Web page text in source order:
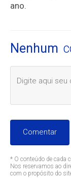
ano.
Nenhum
Comentar
* O conteúdo de cada
Nos reservamos ao
com o propósito do